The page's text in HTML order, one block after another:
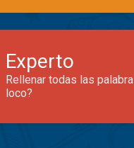
Experto
Rellenar todas las
loco?